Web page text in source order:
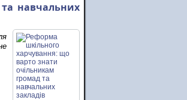
навчальних